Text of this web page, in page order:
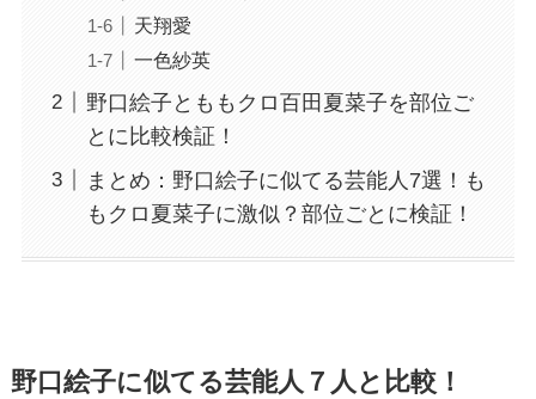
天翔愛
一色紗英
野口絵子とももクロ百田夏菜子を部位ご
とに比較検証！
まとめ：野口絵子に似てる芸能人7選！も
もクロ夏菜子に激似？部位ごとに検証！
野口絵子に似てる芸能人７人と比較！